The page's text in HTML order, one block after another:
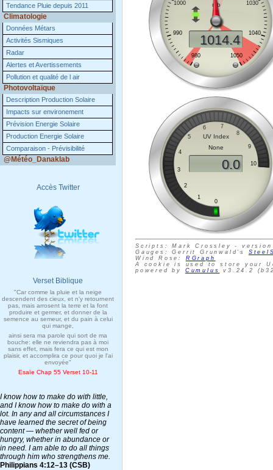
Tendance Pluie depuis 2011
Climatologie
Données Métars
Activités Sismiques
Radar
Alertes et Avertissements
Pollution et qualité de l air
Photovoltaïque
Description Production Solaire
Impacts sur environement
Prévision Energie Solaire
Production Energie Solaire
Comparaison - Prévisibilité
@Météo_Danaklab
Accès Twitter
Verset Biblique
"Car comme la pluie et la neige
descendent des cieux, et n'y retournent
pas, mais arrosent la terre et la font
produire et germer, et donner de la
semence au semeur, et du pain à celui
qui mange,
ainsi sera ma parole qui sort de ma
bouche: elle ne reviendra pas à moi
sans effet, mais fera ce qui est mon
plaisir, et accomplira ce pour quoi je l'ai
envoyée"
Esaïe Chap 55 Verset 10-11
I know how to make do with little,
and I know how to make do with a
lot. In any and all circumstances I
have learned the secret of being
content — whether well fed or
hungry, whether in abundance or
in need. I am able to do all things
through him who strengthens me.
Philippians 4:12–13 (CSB)